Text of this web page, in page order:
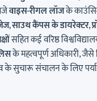
वाइस-रीगल लॉजके
,साउथ कैंपस के डायरेक्टर,
सहित कई वरिष्ठ
के महत्वपूर्ण अधिकारी, जैसे
के सुचारू संचालन के लिए